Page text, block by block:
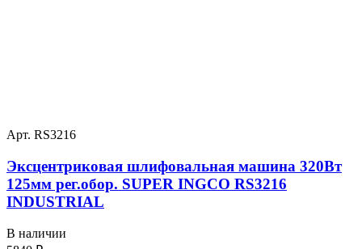
Арт. RS3216
Эксцентриковая шлифовальная машина 320Вт
125мм рег.обор. SUPER INGCO RS3216
INDUSTRIAL
В наличии